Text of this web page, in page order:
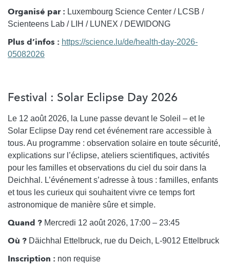
Organisé par : Luxembourg Science Center / LCSB /
Scienteens Lab / LIH / LUNEX / DEWIDONG
Plus d’infos : https://science.lu/de/health-day-2026-
05082026
Festival : Solar Eclipse Day 2026
Le 12 août 2026, la Lune passe devant le Soleil – et le
Solar Eclipse Day rend cet événement rare accessible à
tous. Au programme : observation solaire en toute sécurité,
explications sur l’éclipse, ateliers scientifiques, activités
pour les familles et observations du ciel du soir dans la
Deichhal. L’événement s’adresse à tous : familles, enfants
et tous les curieux qui souhaitent vivre ce temps fort
astronomique de manière sûre et simple.
Quand ? Mercredi 12 août 2026, 17:00 – 23:45
Où ? Däichhal Ettelbruck, rue du Deich, L-9012 Ettelbruck
Inscription : non requise